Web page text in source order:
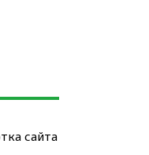
сайта